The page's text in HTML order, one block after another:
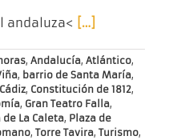
andaluza< […]
, Andalucía, Atlántico,
, barrio de Santa María,
, Constitución de 1812,
, Gran Teatro Falla,
de La Caleta, Plaza de
, Torre Tavira, Turismo,